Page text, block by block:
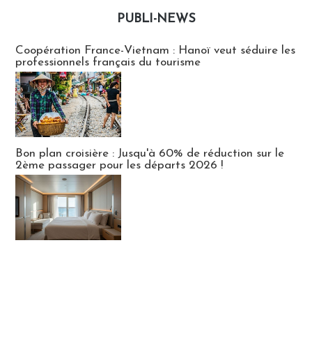
PUBLI-NEWS
Coopération France-Vietnam : Hanoï veut séduire les
professionnels français du tourisme
Bon plan croisière : Jusqu'à 60% de réduction sur le
2ème passager pour les départs 2026 !